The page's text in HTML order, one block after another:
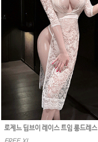
로제느 딥브이 레이스 트임 롱드레스